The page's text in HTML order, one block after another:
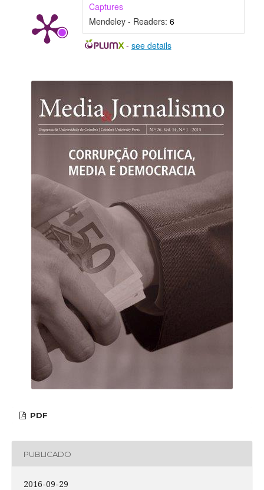
Captures
Mendeley - Readers: 6
- see details
PDF
PUBLICADO
2016-09-29